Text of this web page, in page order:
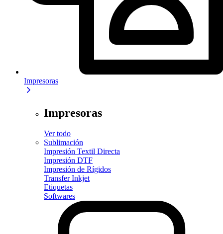
Impresoras
Impresoras
Ver todo
Sublimación
Impresión Textil Directa
Impresión DTF
Impresión de Rígidos
Transfer Inkjet
Etiquetas
Softwares